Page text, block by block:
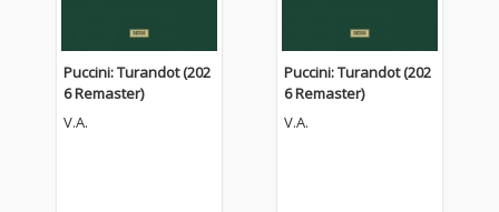
Puccini: Turandot (202
6 Remaster)
V.A.
Puccini: Turandot (202
6 Remaster)
V.A.